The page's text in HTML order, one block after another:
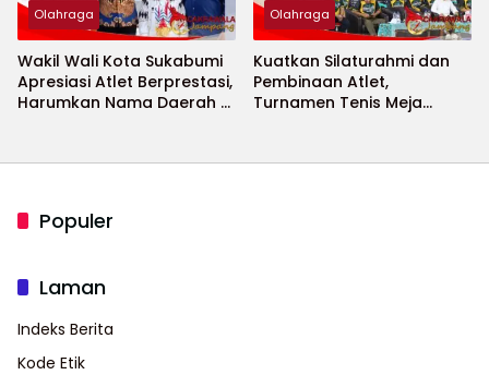
Olahraga
Wakil Wali Kota Sukabumi
Apresiasi Atlet Berprestasi,
Harumkan Nama Daerah di
Olahraga
Kuatkan Silaturahmi dan
Pembinaan Atlet,
Turnamen Tenis Meja
Populer
Laman
Indeks Berita
Kode Etik